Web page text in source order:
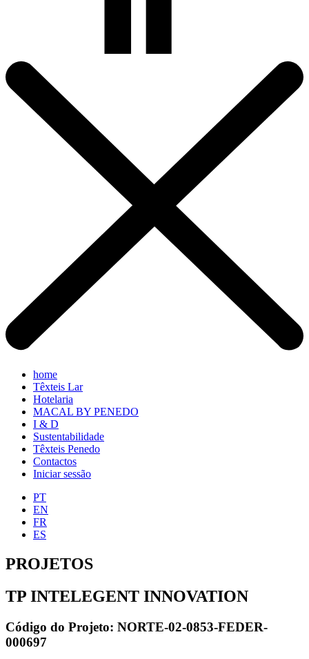
home
Têxteis Lar
Hotelaria
MACAL BY PENEDO
I & D
Sustentabilidade
Têxteis Penedo
Contactos
Iniciar sessão
PT
EN
FR
ES
PROJETOS
TP INTELEGENT INNOVATION
Código do Projeto: NORTE-02-0853-FEDER-
000697